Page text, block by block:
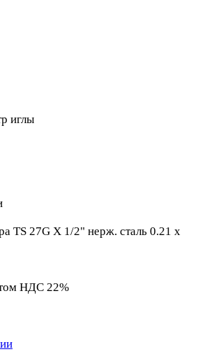
иглы
TS 27G X 1/2" нерж. сталь 0.21 x
НДС 22%